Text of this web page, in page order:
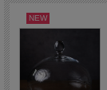
NEW